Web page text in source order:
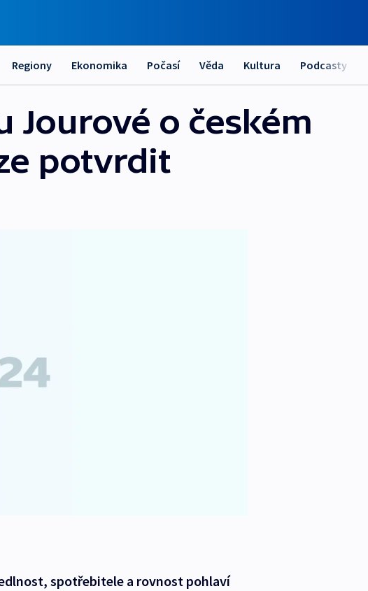
Regiony Ekonomika Počasí Věda Kultura Podcasty
Jourové o českém
potvrdit
spotřebitele a rovnost pohlaví